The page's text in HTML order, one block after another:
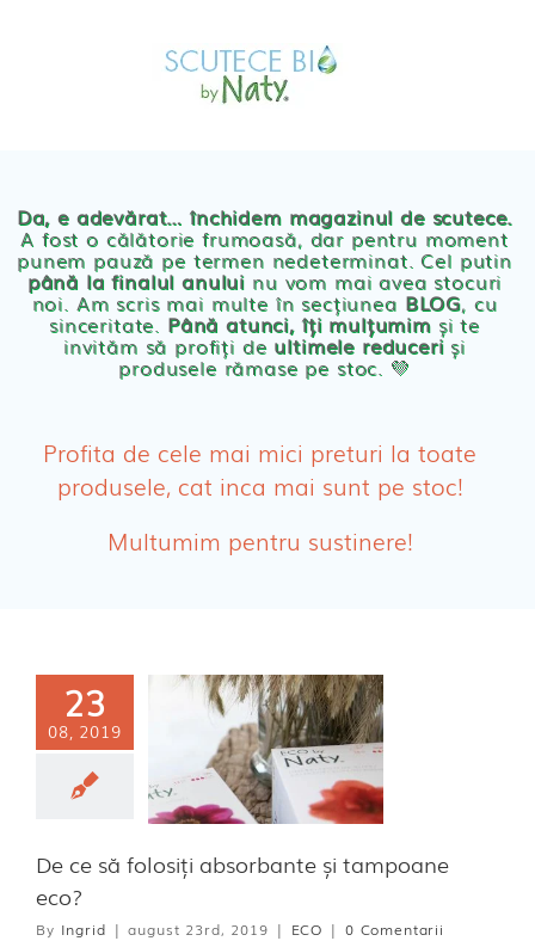
PRODUSE BEBE
Servetele umede ecologice
Cosmetice BEBE
Olita Bio Naty
PRODUSE FEMEI
Absorbante Post-Natale
Absorbante Incontinenta Urinara
Dischete alaptare
Da, e adevărat… închidem magazinul de scutece.
A fost o călătorie frumoasă, dar pentru moment
punem pauză pe termen nedeterminat. Cel putin
până la finalul anului nu vom mai avea stocuri
noi. Am scris mai multe în secțiunea BLOG, cu
sinceritate. Până atunci, îți mulțumimși te
invităm să profiți de ultimele reduceriși
produsele rămase pe stoc. 💛
Profita de cele mai mici preturi la toate
produsele, cat inca mai sunt pe stoc!
Multumim pentru sustinere!
23
08, 2019
să folosiți
și
eco?
De ce să folosiți absorbante și tampoane
eco?
By Ingrid | august 23rd, 2019 | ECO | 0 Comentarii